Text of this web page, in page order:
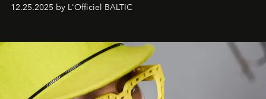
12.25.2025 by L'Officiel BALTIC